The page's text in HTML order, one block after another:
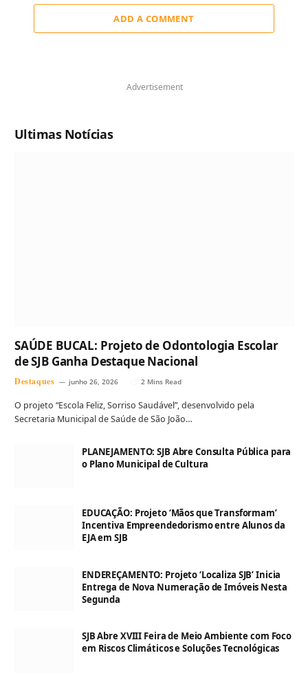
ADD A COMMENT
Advertisement
Ultimas Notícias
SAÚDE BUCAL: Projeto de Odontologia Escolar
de SJB Ganha Destaque Nacional
Destaques junho 26, 2026 2 Mins Read
O projeto “Escola Feliz, Sorriso Saudável”, desenvolvido pela
Secretaria Municipal de Saúde de São João…
PLANEJAMENTO: SJB Abre Consulta Pública para
o Plano Municipal de Cultura
EDUCAÇÃO: Projeto ‘Mãos que Transformam’
Incentiva Empreendedorismo entre Alunos da
EJA em SJB
ENDEREÇAMENTO: Projeto ‘Localiza SJB’ Inicia
Entrega de Nova Numeração de Imóveis Nesta
Segunda
SJB Abre XVIII Feira de Meio Ambiente com Foco
em Riscos Climáticos e Soluções Tecnológicas